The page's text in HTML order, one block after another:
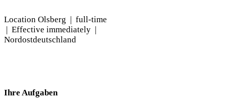
Location Olsberg | full-time
| Effective immediately |
Nordostdeutschland
Ihre Aufgaben